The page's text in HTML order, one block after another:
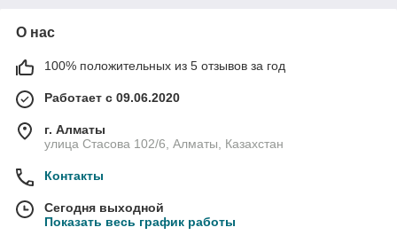
О нас
100% положительных из 5 отзывов за год
Работает с 09.06.2020
г. Алматы
улица Стасова 102/6, Алматы, Казахстан
Контакты
Сегодня выходной
Показать весь график работы